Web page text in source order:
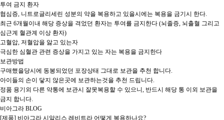
투여 금지 환자
협심증, 니트로글리세린 성분의 약을 복용하고 있을시에는 복용을 금기시 한다.
최근 6개월이내 해당 증상을 격었던 환자는 투여를 금지한다 (뇌졸증, 뇌출혈 그리고
심근계 혈관계 이상 환자)
고혈압, 저혈압을 앓고 있는자
극심한 심혈관 관련 증상을 가지고 있는 자는 복용을 금지한다
보관방법
구매했을당시에 동봉되었던 포장상태 그대로 보관을 추천 합니다.
아이들의 손이 닿지 않은곳에 보관하는것을 추천 드립니다.
정품 용기외 다른 약통에 보관시 잘못복용할 수 있으니, 반드시 해당 통 이외 보관을
금지 합니다.
비아그라 BLOG
[제품] 비아그라 시알리스 레비트라 어떻게 복용하나요?